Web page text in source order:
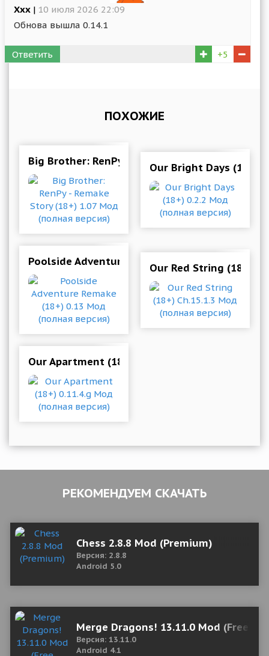
Ххх | 10 июля 2026 22:09
Обнова вышла 0.14.1
Ответить +5
ПОХОЖИЕ
Big Brother: RenPy - Remake Story (18+) 1.07
Our Bright Days (18+)
Poolside Adventure Remake (18+) 0.13 Мод
Our Red String (18+)
Our Apartment (18+) 0.11.4.g Мод (полная
РЕКОМЕНДУЕМ СКАЧАТЬ
Chess 2.8.8 Mod (Premium)
Версия: 2.8.8
Android 5.0
Merge Dragons! 13.11.0 Mod (Free
Версия: 13.11.0
Android 4.1